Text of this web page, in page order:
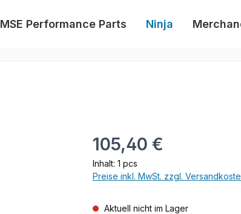
MSE Performance Parts Ninja
Regulärer Preis:
105,40 €
Inhalt: 1 pcs
Preise inkl. MwSt. zzgl.
Aktuell nicht im Lager